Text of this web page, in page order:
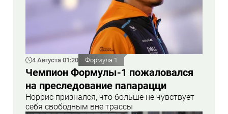
4 Августа 01:20 Формула 1
Чемпион Формулы-1 пожаловался
на преследование папарацци
Норрис признался, что больше не чувствует
себя свободным вне трассы